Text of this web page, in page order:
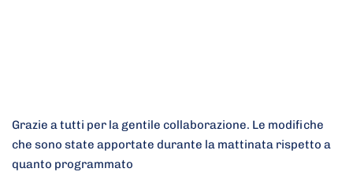
Grazie a tutti per la gentile collaborazione. Le modifiche
che sono state apportate durante la mattinata rispetto a
quanto programmato